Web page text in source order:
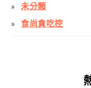
未分類
食尚貪吃控